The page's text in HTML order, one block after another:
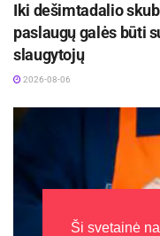
Iki dešimtadalio
paslaugų galės būti
slaugytojų
2026-08-06
Ši svetainė